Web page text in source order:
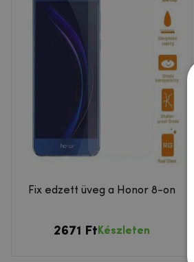
Fix edzett üveg a Honor 8-on
2671 Ft Készleten